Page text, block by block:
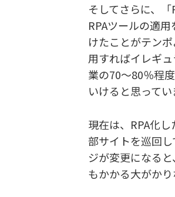
そしてさらに、
RPAツールの適
けたことがテン
用すればイレギ
業の70～80％程
いけると思ってい
現在は、RPA化
部サイトを巡回
ジが変更になる
もかかる大がか